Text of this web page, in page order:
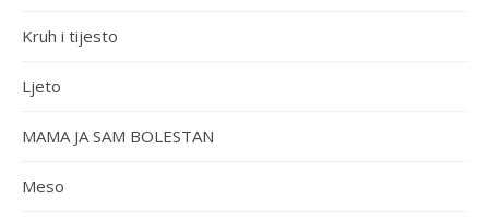
Kruh i tijesto
Ljeto
MAMA JA SAM BOLESTAN
Meso